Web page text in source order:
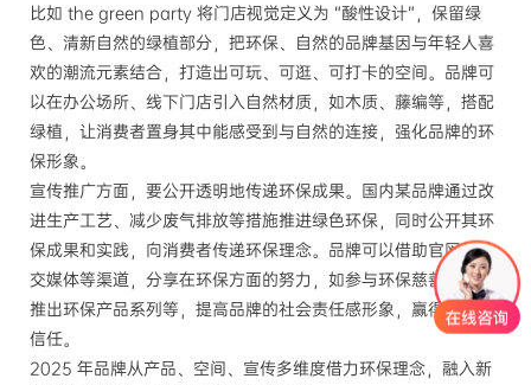
比如 the green party 将门店视觉定义为 “酸性设计”，保留绿
色、清新自然的绿植部分，把环保、自然的品牌基因与年轻人喜
欢的潮流元素结合，打造出可玩、可逛、可打卡的空间。品牌可
以在办公场所、线下门店引入自然材质，如木质、藤编等，搭配
绿植，让消费者置身其中能感受到与自然的连接，强化品牌的环
保形象。
宣传推广方面，要公开透明地传递环保成果。国内某品牌通过改
进生产工艺、减少废气排放等措施推进绿色环保，同时公开其环
保成果和实践，向消费者传递环保理念。品牌可以借助官网、社
交媒体等渠道，分享在环保方面的努力，如参与环保慈善计划、
推出环保产品系列等，提高品牌的社会责任感形象，赢得消费者
信任。
2025 年品牌从产品、空间、宣传多维度借力环保理念，融入新